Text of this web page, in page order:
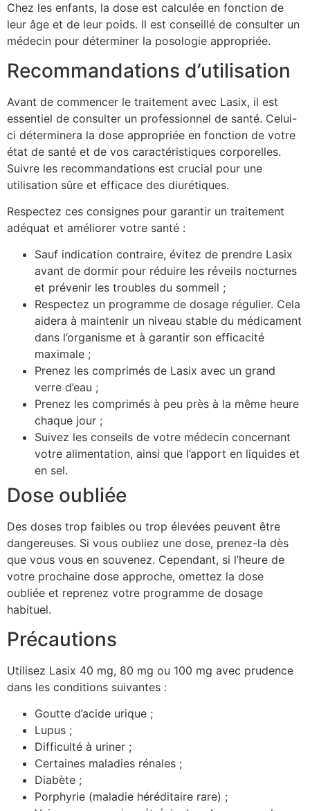
Chez les enfants, la dose est calculée en fonction de
leur âge et de leur poids. Il est conseillé de consulter un
médecin pour déterminer la posologie appropriée.
Recommandations d’utilisation
Avant de commencer le traitement avec Lasix, il est
essentiel de consulter un professionnel de santé. Celui-
ci déterminera la dose appropriée en fonction de votre
état de santé et de vos caractéristiques corporelles.
Suivre les recommandations est crucial pour une
utilisation sûre et efficace des diurétiques.
Respectez ces consignes pour garantir un traitement
adéquat et améliorer votre santé :
Sauf indication contraire, évitez de prendre Lasix
avant de dormir pour réduire les réveils nocturnes
et prévenir les troubles du sommeil ;
Respectez un programme de dosage régulier. Cela
aidera à maintenir un niveau stable du médicament
dans l’organisme et à garantir son efficacité
maximale ;
Prenez les comprimés de Lasix avec un grand
verre d’eau ;
Prenez les comprimés à peu près à la même heure
chaque jour ;
Suivez les conseils de votre médecin concernant
votre alimentation, ainsi que l’apport en liquides et
en sel.
Dose oubliée
Des doses trop faibles ou trop élevées peuvent être
dangereuses. Si vous oubliez une dose, prenez-la dès
que vous vous en souvenez. Cependant, si l’heure de
votre prochaine dose approche, omettez la dose
oubliée et reprenez votre programme de dosage
habituel.
Précautions
Utilisez Lasix 40 mg, 80 mg ou 100 mg avec prudence
dans les conditions suivantes :
Goutte d’acide urique ;
Lupus ;
Difficulté à uriner ;
Certaines maladies rénales ;
Diabète ;
Porphyrie (maladie héréditaire rare) ;